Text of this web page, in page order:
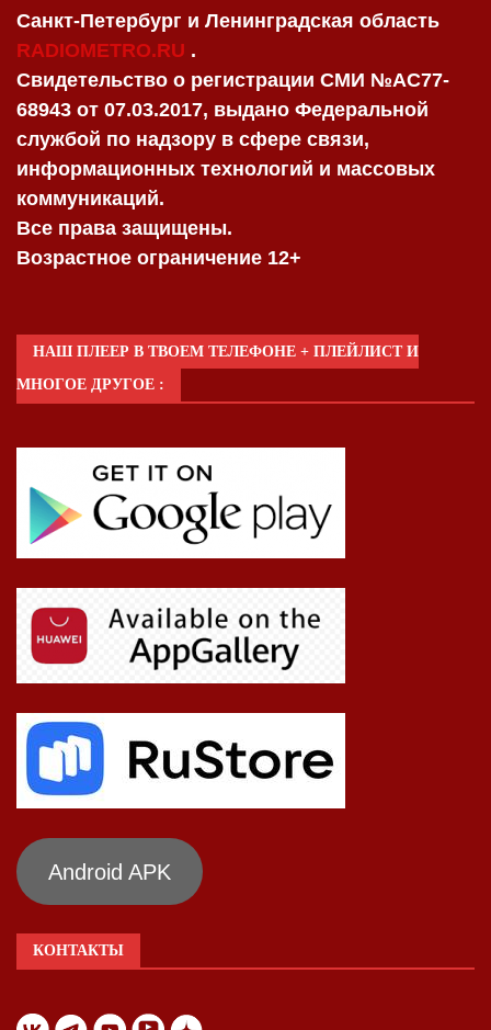
Санкт-Петербург и Ленинградская область
RADIOMETRO.RU .
Свидетельство о регистрации СМИ №AC77-
68943 от 07.03.2017, выдано Федеральной
службой по надзору в сфере связи,
информационных технологий и массовых
коммуникаций.
Все права защищены.
Возрастное ограничение 12+
НАШ ПЛЕЕР В ТВОЕМ ТЕЛЕФОНЕ + ПЛЕЙЛИСТ И
МНОГОЕ ДРУГОЕ :
Android APK
КОНТАКТЫ